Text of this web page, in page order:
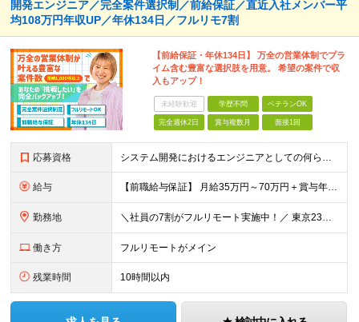
開発エンジニア／完全案件選択制／前給保証／直近入社メンバー平
均108万円年収UP／年休134日／フルリモ7割
【前給保証・年休134日】 万全の営業体制でプラ
イム含む豊富な選択肢を用意。 希望の案件で収
入もアップ！
未経験歓迎 学歴不問 ベテランOK
完全週休2日 賞与複数月 面接1回
応募資格 システム開発におけるエンジニアとしての何らかの実務経験（年数不問） ※要件定義、基本設計、詳細設計、製造、検証、運用保守 少しでも実務経験があれば、まずは気軽にエントリーしてみてください！ ／／／／
給与 【前職給与保証】 月給35万円～70万円＋賞与年2回＋各種手当 ※前職の給与・スキル・経験を考慮の上、決定いたします。 ※月給には固定残業代（月30時間分／5万円～10万円）を含みます。超過分は別途
勤務地 ＼社員の7割がフルリモート実施中！／ 東京23区内など1都3県を中心としたプロジェクト先での勤務となります。 ※勤務地は希望を考慮します ≪本社≫ 東京都渋谷区恵比寿南1丁目3番7号 隅越ビル5階
働き方 フルリモートがメイン
残業時間 10時間以内